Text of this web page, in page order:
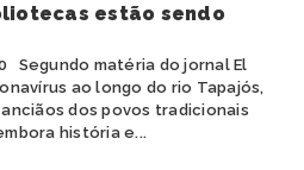
estão sendo
Segundo matéria do jornal El
ao longo do rio Tapajós,
dos povos tradicionais
história e...